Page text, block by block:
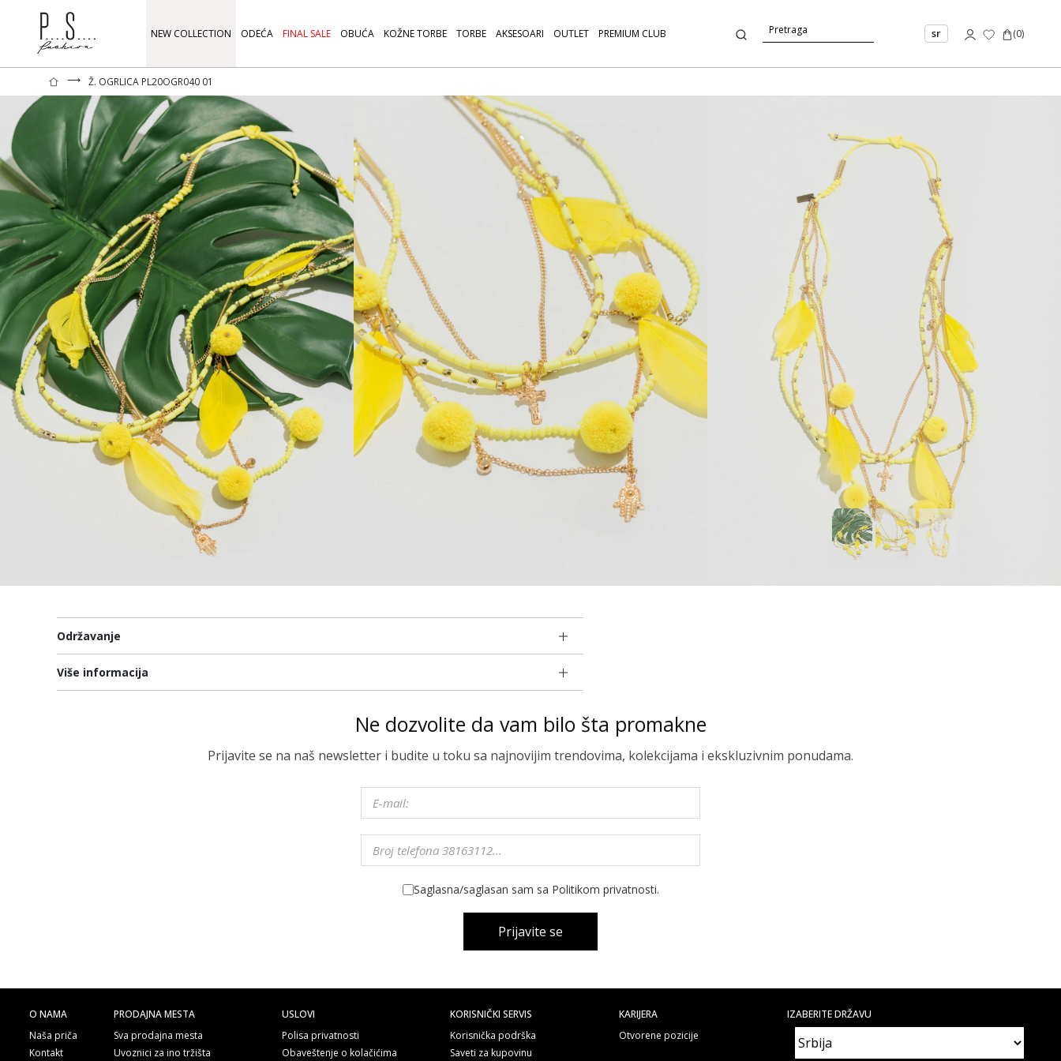
NEW COLLECTION ODEĆA FINAL SALE OBUĆA KOŽNE TORBE TORBE AKSESOARI OUTLET PREMIUM CLUB sr (0)
⟶ Ž. OGRLICA PL20OGR040 01
Održavanje
Više informacija
Ne dozvolite da vam bilo šta promakne
Prijavite se na naš newsletter i budite u toku sa najnovijim trendovima, kolekcijama i ekskluzivnim ponudama.
Saglasna/saglasan sam sa Politikom privatnosti.
Prijavite se
O NAMA
Naša priča
Kontakt
PRODAJNA MESTA
Sva prodajna mesta
Uvoznici za ino tržišta
USLOVI
Polisa privatnosti
Obaveštenje o kolačićima
KORISNIČKI SERVIS
Korisnička podrška
Saveti za kupovinu
KARIJERA
Otvorene pozicije
IZABERITE DRŽAVU